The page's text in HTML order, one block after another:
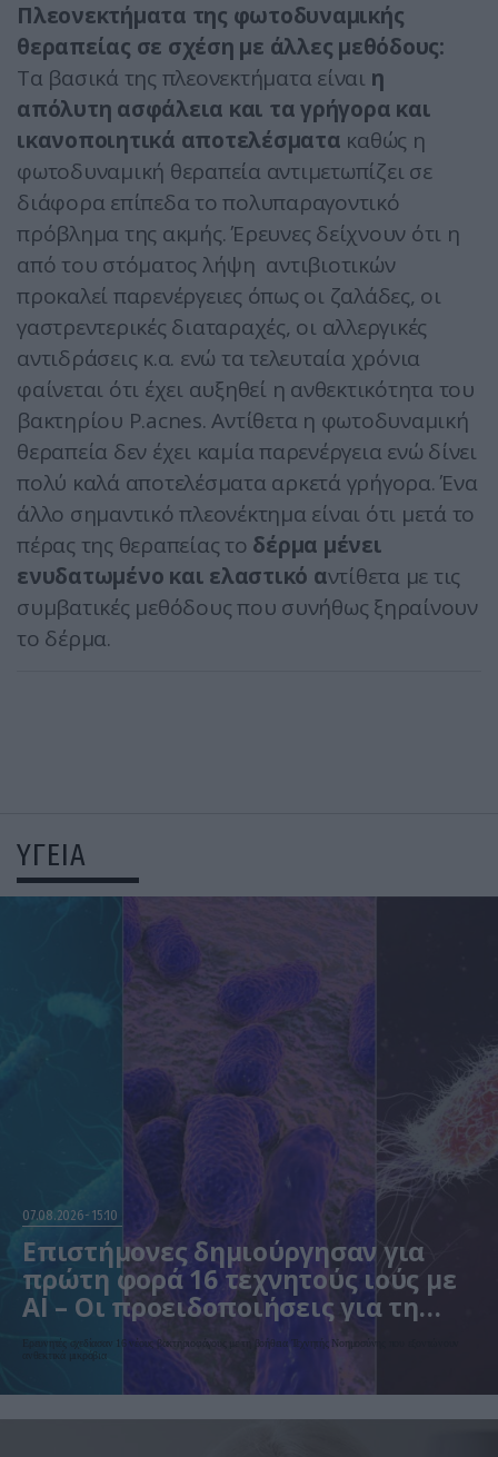
Πλεονεκτήματα της φωτοδυναμικής
θεραπείας σε σχέση με άλλες μεθόδους:
Τα βασικά της πλεονεκτήματα είναι η
απόλυτη ασφάλεια και τα γρήγορα και
ικανοποιητικά αποτελέσματα καθώς η
φωτοδυναμική θεραπεία αντιμετωπίζει σε
διάφορα επίπεδα το πολυπαραγοντικό
πρόβλημα της ακμής. Έρευνες δείχνουν ότι η
από του στόματος λήψη αντιβιοτικών
προκαλεί παρενέργειες όπως οι ζαλάδες, οι
γαστρεντερικές διαταραχές, οι αλλεργικές
αντιδράσεις κ.α. ενώ τα τελευταία χρόνια
φαίνεται ότι έχει αυξηθεί η ανθεκτικότητα του
βακτηρίου P.acnes. Αντίθετα η φωτοδυναμική
θεραπεία δεν έχει καμία παρενέργεια ενώ δίνει
πολύ καλά αποτελέσματα αρκετά γρήγορα. Ένα
άλλο σημαντικό πλεονέκτημα είναι ότι μετά το
πέρας της θεραπείας το δέρμα μένει
ενυδατωμένο και ελαστικό αντίθετα με τις
συμβατικές μεθόδους που συνήθως ξηραίνουν
το δέρμα.
ΥΓΕΙΑ
07.08.2026 15:10
Επιστήμονες δημιούργησαν για
πρώτη φορά 16 τεχνητούς ιούς με
AI – Οι προειδοποιήσεις για τη
βιοασφάλεια
Ερευνητές σχεδίασαν 16 νέους βακτηριοφάγους με τη βοήθεια Τεχνητής Νοημοσύνης που εξοντώνουν
ανθεκτικά μικρόβια